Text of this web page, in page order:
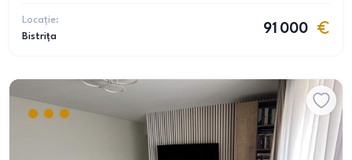
Locație:
Bistrița
91 000